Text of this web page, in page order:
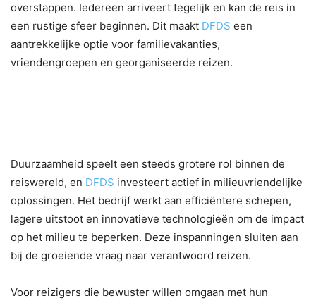
overstappen. Iedereen arriveert tegelijk en kan de reis in
een rustige sfeer beginnen. Dit maakt DFDS een
aantrekkelijke optie voor familievakanties,
vriendengroepen en georganiseerde reizen.
Duurzaamheid speelt een steeds grotere rol binnen de
reiswereld, en DFDS investeert actief in milieuvriendelijke
oplossingen. Het bedrijf werkt aan efficiëntere schepen,
lagere uitstoot en innovatieve technologieën om de impact
op het milieu te beperken. Deze inspanningen sluiten aan
bij de groeiende vraag naar verantwoord reizen.
Voor reizigers die bewuster willen omgaan met hun